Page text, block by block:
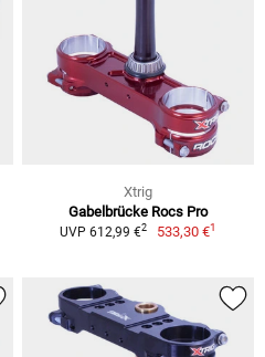
Xtrig
Gabelbrücke Rocs Pro
UVP 612,99 €2 533,30 €1